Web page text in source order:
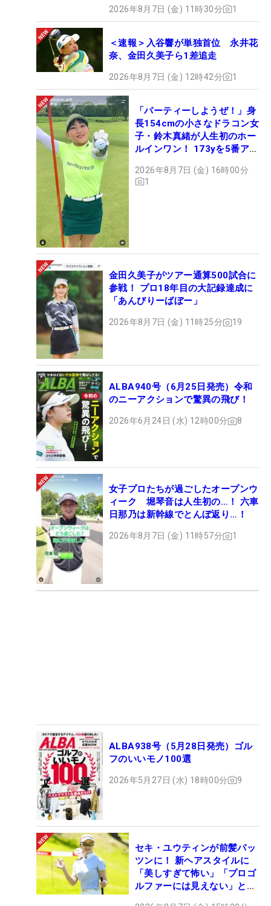
2026年8月7日 (金) 11時30分 1
＜速報＞入谷響が単独首位 永井花
奈、金田久美子ら1差追走
2026年8月7日 (金) 12時42分 1
「パーティーしようぜ！」身
長154cmの小さなドラコン女
子・鈴木真緒が人生初のホー
ルインワン！ 173yを5番アイ
2026年8月7日 (金) 16時00分
1
金田久美子がツアー通算500試合に
参戦！ プロ18年目の大記録達成に
「あんびりーばぼー」
2026年8月7日 (金) 11時25分 19
ALBA940号（6月25日発売）令和
のニーアクションで驚異の飛び！
2026年6月24日 (水) 12時00分 8
女子プロたちが過ごしたオープンウ
ィーク 堀琴音は人生初の…！ 六車
日那乃は新幹線でとんぼ返り…！
2026年8月7日 (金) 11時57分 1
ALBA938号（5月28日発売）ゴル
フのいいモノ100選
2026年5月27日 (水) 18時00分 9
セキ・ユウティンが前髪パッ
ツンに！ 新ヘアスタイルに
「美しすぎて怖い」「プロゴ
ルファーには見えない」とコ